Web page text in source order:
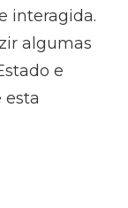
interagida.
algumas
e